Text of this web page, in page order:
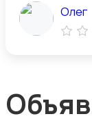
Олег